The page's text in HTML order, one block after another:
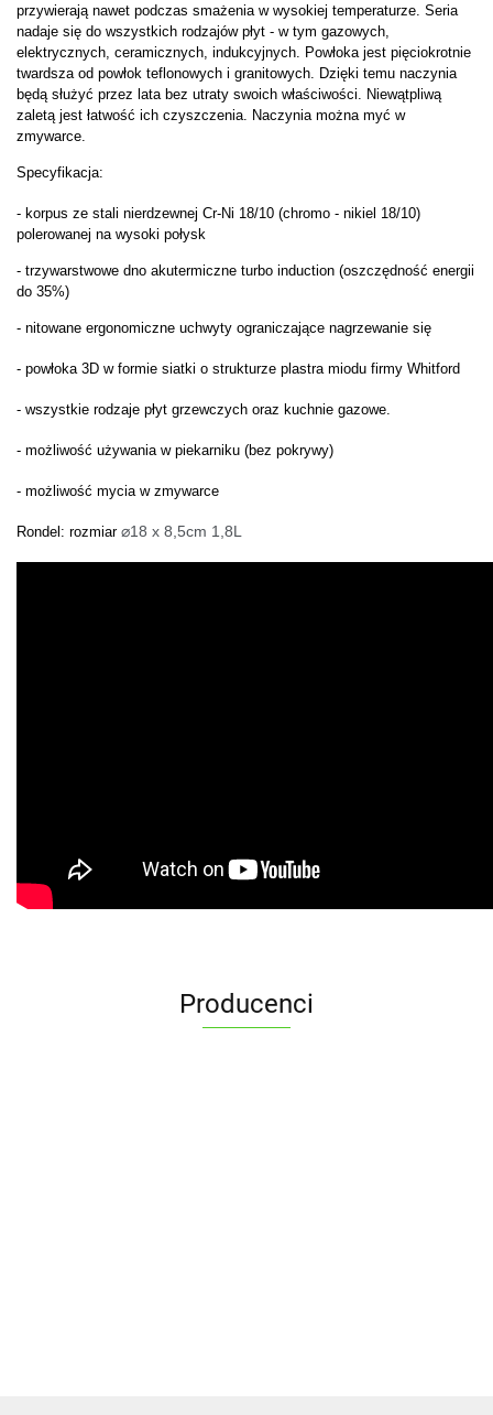
przywierają nawet podczas smażenia w wysokiej temperaturze. Seria
nadaje się do wszystkich rodzajów płyt - w tym gazowych,
elektrycznych, ceramicznych, indukcyjnych. Powłoka jest pięciokrotnie
twardsza od powłok teflonowych i granitowych. Dzięki temu naczynia
będą służyć przez lata bez utraty swoich właściwości. Niewątpliwą
zaletą jest łatwość ich czyszczenia. Naczynia można myć w
zmywarce.
Specyfikacja:
- korpus ze stali nierdzewnej Cr-Ni 18/10 (chromo - nikiel 18/10)
polerowanej na wysoki połysk
- trzywarstwowe dno akutermiczne turbo induction (oszczędność energii
do 35%)
- nitowane ergonomiczne uchwyty ograniczające nagrzewanie się
- powłoka 3D w formie siatki o strukturze plastra miodu firmy Whitford
- wszystkie rodzaje płyt grzewczych oraz kuchnie gazowe.
- możliwość używania w piekarniku (bez pokrywy)
- możliwość mycia w zmywarce
Rondel: rozmiar ⌀18 x 8,5cm 1,8L
Producenci